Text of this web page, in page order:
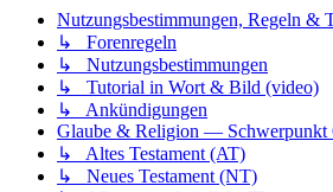
Nutzungsbestimmungen, Regeln &
↳ Forenregeln
↳ Nutzungsbestimmungen
↳ Tutorial in Wort & Bild (video)
↳ Ankündigungen
Glaube & Religion — Schwerpunkt
↳ Altes Testament (AT)
↳ Neues Testament (NT)